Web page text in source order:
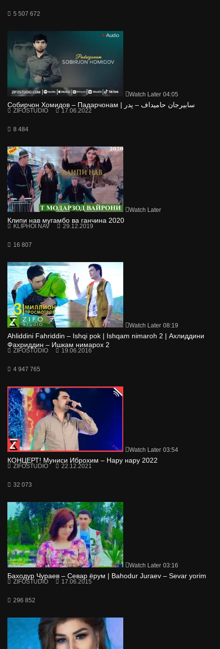
5 507 672
Watch Later 04:05
Собирчон Хомидов – Падарчонам | سابیرجان حامیداف – پدر
ZIFOSTUDIO 17.06.2022
8 484
Watch Later
Клипи нав мугамбо ва ганчина 2020
KLIPHOI NAV 29.12.2019
16 807
Watch Later 08:19
Ahliddini Fahriddin – Ishqi pok | Ishqam nimaroh 2 | Ахлиддини
Фахриддин – Ишкам нимарох 2
ZIFOSTUDIO 19.06.2016
4 947 765
Watch Later 03:54
КОНЦЕРТ! Муниси Иброхим – Нару нару 2022
ZIFOSTUDIO 22.12.2021
32 073
Watch Later 03:16
Баходур Чураев – Севар ёрум | Bahodur Juraev – Sevar yorim
ZIFOSTUDIO 17.06.2015
296 852